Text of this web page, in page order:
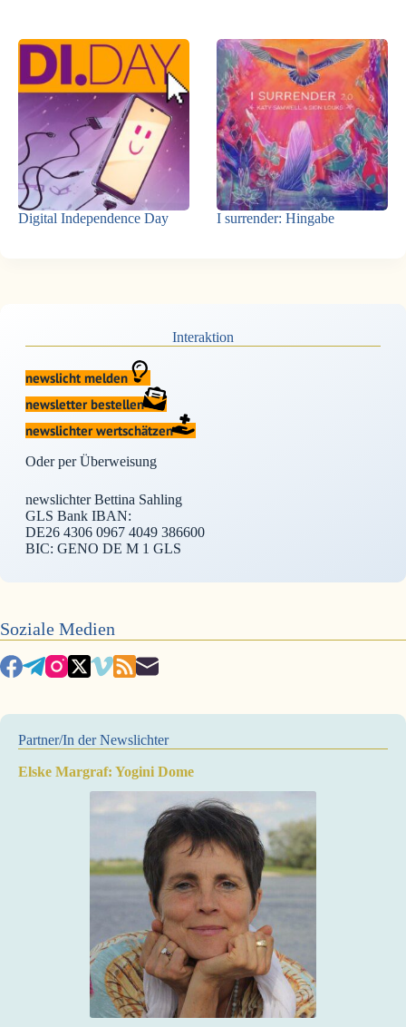
Digital Independence Day I surrender: Hingabe
Interaktion
newslicht melden
newsletter bestellen
newslichter wertschätzen
Oder per Überweisung
newslichter Bettina Sahling
GLS Bank IBAN:
DE26 4306 0967 4049 386600
BIC: GENO DE M 1 GLS
Soziale Medien
Partner/In der Newslichter
Elske Margraf: Yogini Dome